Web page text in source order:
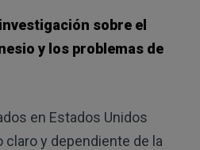
sobre el
y los problemas de
en Estados Unidos
y dependiente de la